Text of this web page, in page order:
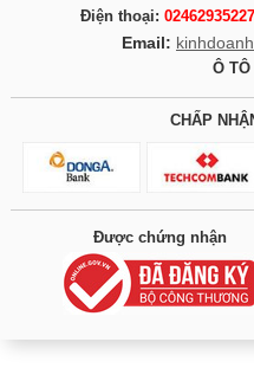
Điện thoại:
Email:
Ô
CHẤP
Được chứng nhận